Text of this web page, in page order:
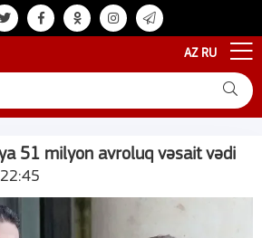
AZ RU
51 milyon avroluq vəsait vədi